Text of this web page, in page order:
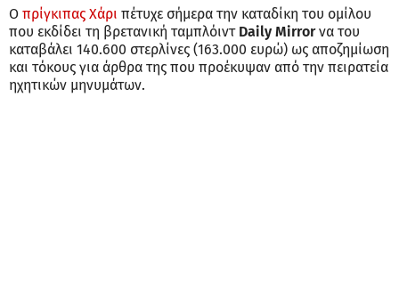
Ο πρίγκιπας Χάρι πέτυχε σήμερα την καταδίκη του ομίλου
που εκδίδει τη βρετανική ταμπλόιντ Daily Mirrorνα του
καταβάλει 140.600 στερλίνες (163.000 ευρώ) ως αποζημίωση
και τόκους για άρθρα της που προέκυψαν από την πειρατεία
ηχητικών μηνυμάτων.